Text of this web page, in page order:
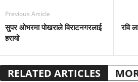
Previous Article
सुपर ओभरमा पोखराले विराटनगरलाई
हरायो
रवि
RELATED ARTICLES